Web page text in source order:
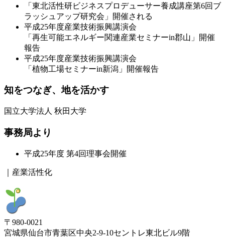
「東北活性研ビジネスプロデューサー養成講座第6回ブ
ラッシュアップ研究会」開催される
平成25年度産業技術振興講演会
「再生可能エネルギー関連産業セミナーin郡山」開催
報告
平成25年度産業技術振興講演会
「植物工場セミナーin新潟」開催報告
知をつなぎ、地を活かす
国立大学法人 秋田大学
事務局より
平成25年度 第4回理事会開催
｜産業活性化
〒980-0021
宮城県仙台市青葉区中央2-9-10セントレ東北ビル9階